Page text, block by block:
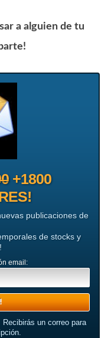
a alguien de tu
+1800
publicaciones de
de stocks y
email:
un correo para